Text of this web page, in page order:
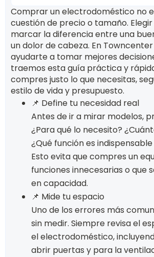
Comprar un electrodoméstico no
cuestión de precio o tamaño.
marcar la diferencia entre una
un dolor de cabeza. En
ayudarte a tomar mejores
traemos esta guía práctica y
compres justo lo que necesitas,
estilo de vida y presupuesto.
📌 Define tu necesidad real
Antes de ir a mirar modelos,
¿Para qué lo necesito?
¿Qué función es
Esto evita que compres un
funciones innecesarias o que
en capacidad.
📌 Mide tu espacio
Uno de los errores más
sin medir. Siempre revisa el
el electrodoméstico,
abrir puertas y para la